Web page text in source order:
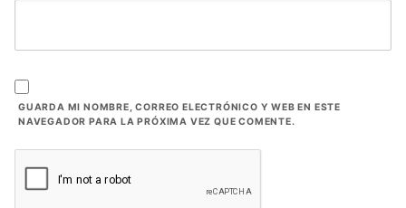
GUARDA MI NOMBRE, CORREO ELECTRÓNICO Y WEB EN ESTE
NAVEGADOR PARA LA PRÓXIMA VEZ QUE COMENTE.